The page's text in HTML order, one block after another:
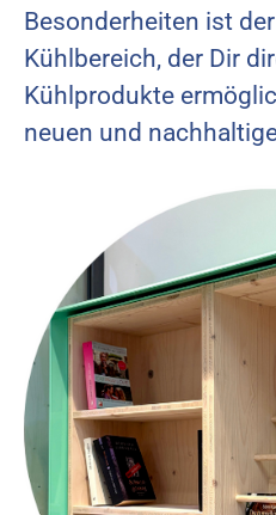
Besonderheiten ist
Kühlbereich, der Dir
Kühlprodukte
neuen und